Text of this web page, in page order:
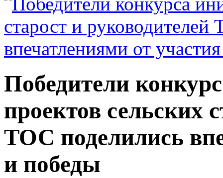
Победители
проектов сельских
ТОС поделились
и победы